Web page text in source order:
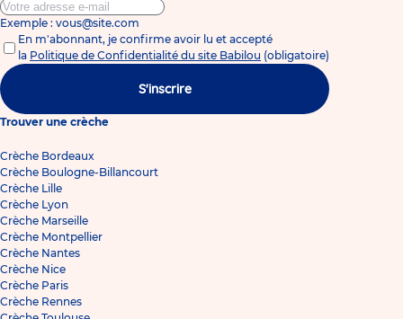
Exemple : vous@site.com
En m'abonnant, je confirme avoir lu et accepté
la Politique de Confidentialité du site Babilou (obligatoire)
S'inscrire
Trouver une crèche
Crèche Bordeaux
Crèche Boulogne-Billancourt
Crèche Lille
Crèche Lyon
Crèche Marseille
Crèche Montpellier
Crèche Nantes
Crèche Nice
Crèche Paris
Crèche Rennes